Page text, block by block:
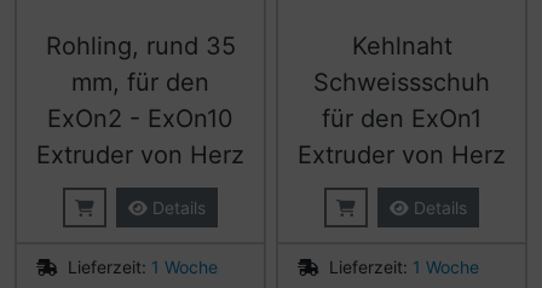
Rohling, rund 35
mm, für den
ExOn2 - ExOn10
Extruder von Herz
Details
Lieferzeit: 1 Woche
Kehlnaht
Schweissschuh
für den ExOn1
Extruder von Herz
Details
Lieferzeit: 1 Woche